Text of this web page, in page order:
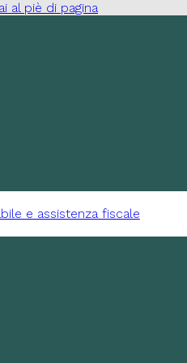
al piè di pagina
e assistenza fiscale